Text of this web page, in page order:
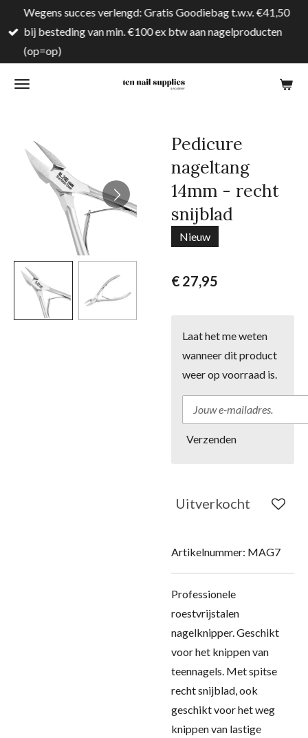
direct
naar
hoofdinhoud
Wegens succes verlengd: Gratis Goodiebag t.w.v. €41,50
bij besteding van min. €100 ex btw aan nagelproducten
(op=op)
Pedicure
nageltang
14mm - recht
snijblad
Nieuw
€ 27,95
Laat het me weten
wanneer dit product
weer op voorraad is.
Verzenden
Uitverkocht
Artikelnummer: MAG7
Professionele
roestvrijstalen
nagelknipper. Geschikt
voor het knippen van
teennagels. Met spitse
recht snijblad, ook
geschikt voor het weg
knippen van lastige